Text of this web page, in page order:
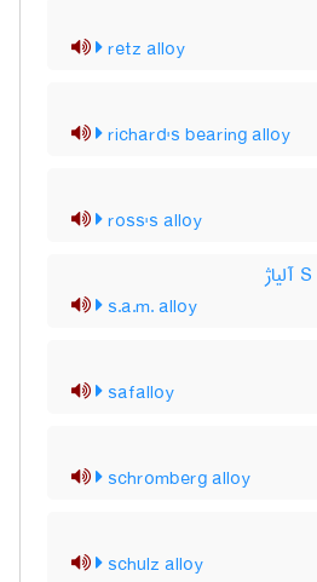
retz alloy
richard's bearing alloy
ross's alloy
s.a.m. alloy
safalloy
schromberg alloy
schulz alloy